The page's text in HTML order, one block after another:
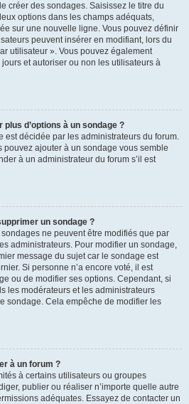
créer des sondages. Saisissez le titre du
options dans les champs adéquats,
sur une nouvelle ligne. Vous pouvez définir
peuvent insérer en modifiant, lors du
utilisateur ». Vous pouvez également
et autoriser ou non les utilisateurs à
d’options à un sondage ?
est décidée par les administrateurs du forum.
pouvez ajouter à un sondage vous semble
à un administrateur du forum s’il est
un sondage ?
ne peuvent être modifiés que par
administrateurs. Pour modifier un sondage,
message du sujet car le sondage est
Si personne n’a encore voté, il est
ou de modifier ses options. Cependant, si
les modérateurs et les administrateurs
sondage. Cela empêche de modifier les
à un forum ?
à certains utilisateurs ou groupes
publier ou réaliser n’importe quelle autre
adéquates. Essayez de contacter un